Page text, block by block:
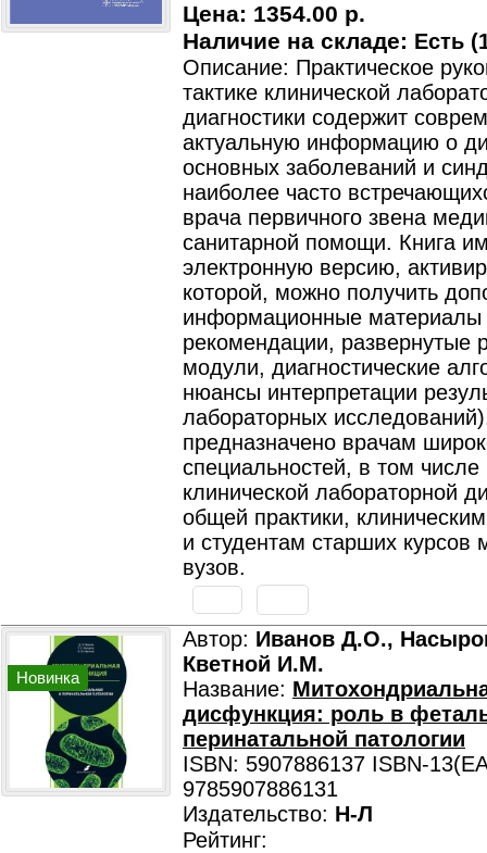
Цена: 1354.00 р.
Наличие на складе: Есть
Описание: Практическое
тактике клинической
диагностики содержит
актуальную информацию о
основных заболеваний и
наиболее часто
врача первичного звена
санитарной помощи. Книга
электронную версию,
которой, можно получить
информационные
рекомендации, развернутые
модули, диагностические
нюансы интерпретации
лабораторных
предназначено врачам
специальностей, в том
клинической лабораторной
общей практики,
и студентам старших курсов
вузов.
Новинка
Автор: Иванов Д.О.,
Кветной И.М.
Название:
дисфункция: роль в
перинатальной патологии
ISBN: 5907886137 ISBN-
9785907886131
Издательство: Н-Л
Рейтинг: